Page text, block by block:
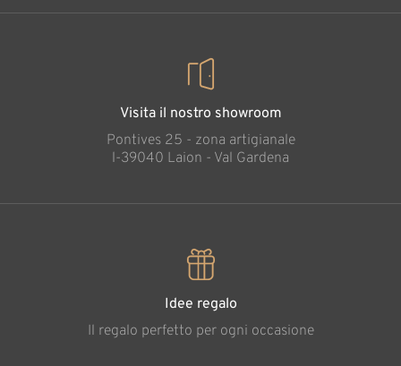
Visita il nostro showroom
Pontives 25 - zona artigianale
l-39040 Laion - Val Gardena
Idee regalo
Il regalo perfetto per ogni occasione